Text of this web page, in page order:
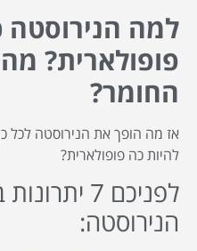
למה הנירוסטה
פופולארית?
החומר?
אז מה הופך את הנירוסטה לכל
להיות כה פופולארית?
לפניכם 7
הנירוסטה: